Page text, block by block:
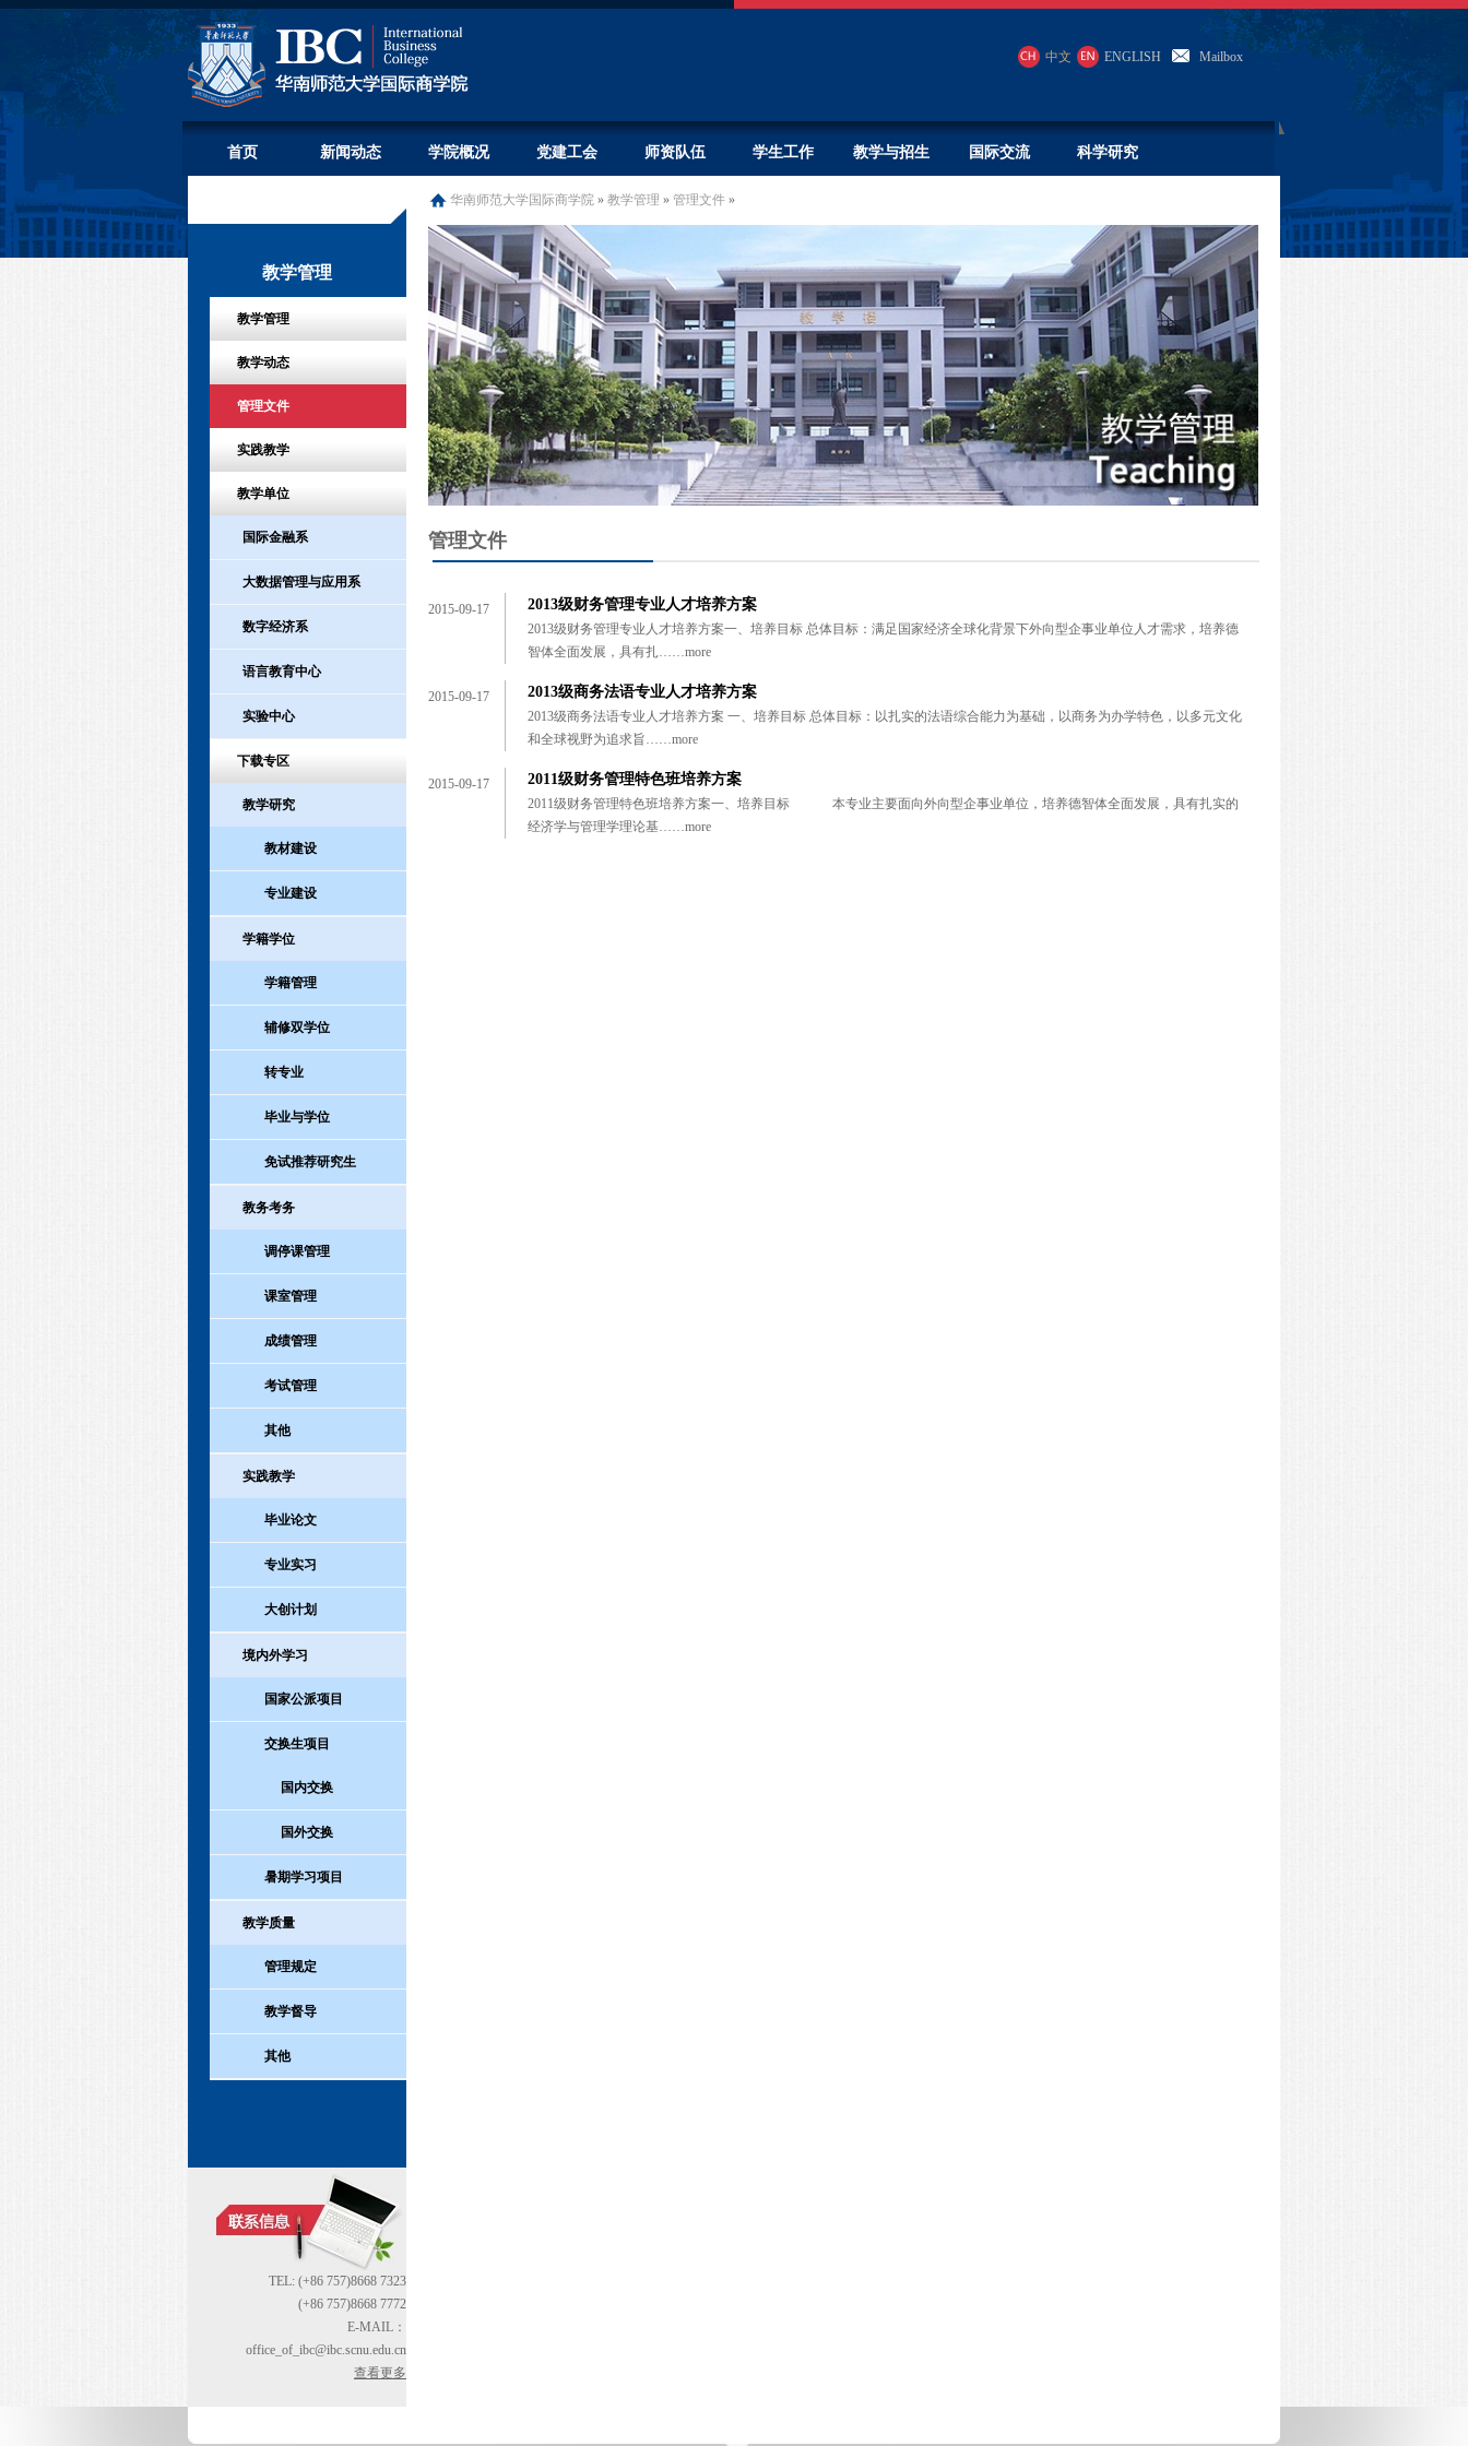
中文 ENGLISH Mailbox
首页 新闻动态 学院概况 党建工会 师资队伍 学生工作 教学与招生 国际交流 科学研究
教学管理
教学管理
教学动态
管理文件
实践教学
教学单位
国际金融系
大数据管理与应用系
数字经济系
语言教育中心
实验中心
下载专区
教学研究
教材建设
专业建设
学籍学位
学籍管理
辅修双学位
转专业
毕业与学位
免试推荐研究生
教务考务
调停课管理
课室管理
成绩管理
考试管理
其他
实践教学
毕业论文
专业实习
大创计划
境内外学习
国家公派项目
交换生项目
国内交换
国外交换
暑期学习项目
教学质量
管理规定
教学督导
其他
TEL: (+86 757)8668 7323
(+86 757)8668 7772
E-MAIL：
office_of_ibc@ibc.scnu.edu.cn
查看更多
华南师范大学国际商学院 » 教学管理 » 管理文件 »
管理文件
2015-09-17 2013级财务管理专业人才培养方案
2013级财务管理专业人才培养方案一、培养目标 总体目标：满足国家经济全球化背景下外向型企事业单位人才需求，培养德
智体全面发展，具有扎…… more
2015-09-17 2013级商务法语专业人才培养方案
2013级商务法语专业人才培养方案 一、培养目标 总体目标：以扎实的法语综合能力为基础，以商务为办学特色，以多元文化
和全球视野为追求旨…… more
2015-09-17 2011级财务管理特色班培养方案
2011级财务管理特色班培养方案一、培养目标 本专业主要面向外向型企事业单位，培养德智体全面发展，具有扎实的
经济学与管理学理论基…… more